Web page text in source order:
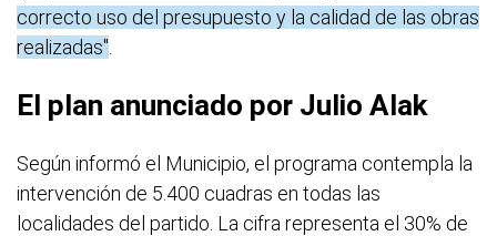
correcto uso del presupuesto y la calidad de las obras
realizadas"
El plan anunciado por Julio Alak
Según informó el Municipio, el programa contempla la
intervención de 5.400 cuadras en todas las
localidades del partido. La cifra representa el 30% de